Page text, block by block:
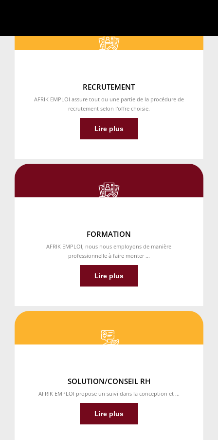
RECRUTEMENT
AFRIK EMPLOI assure tout ou une partie de la procédure de
recrutement selon l'offre choisie.
Lire plus
FORMATION
AFRIK EMPLOI, nous nous employons de manière
professionnelle à faire monter ...
Lire plus
SOLUTION/CONSEIL RH
AFRIK EMPLOI propose un suivi dans la conception et ...
Lire plus